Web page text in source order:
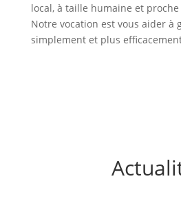
local, à taille humaine et
Notre vocation est vous aider à
simplement et plus